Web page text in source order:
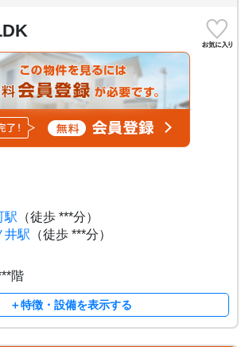
駅 （徒歩 ***分）
井駅 （徒歩 ***分）
階
＋特徴・設備を表示する